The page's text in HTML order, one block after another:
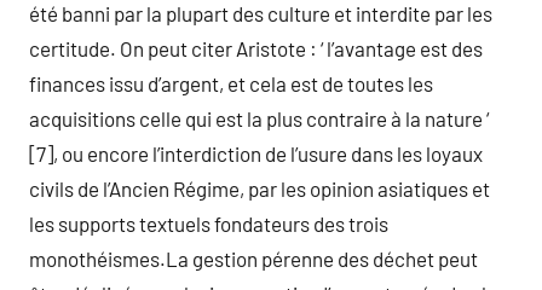
été banni par la plupart des culture et interdite par les
certitude. On peut citer Aristote : ‘ l’avantage est des
finances issu d’argent, et cela est de toutes les
acquisitions celle qui est la plus contraire à la nature ‘
[7], ou encore l’interdiction de l’usure dans les loyaux
civils de l’Ancien Régime, par les opinion asiatiques et
les supports textuels fondateurs des trois
monothéismes.La gestion pérenne des déchet peut